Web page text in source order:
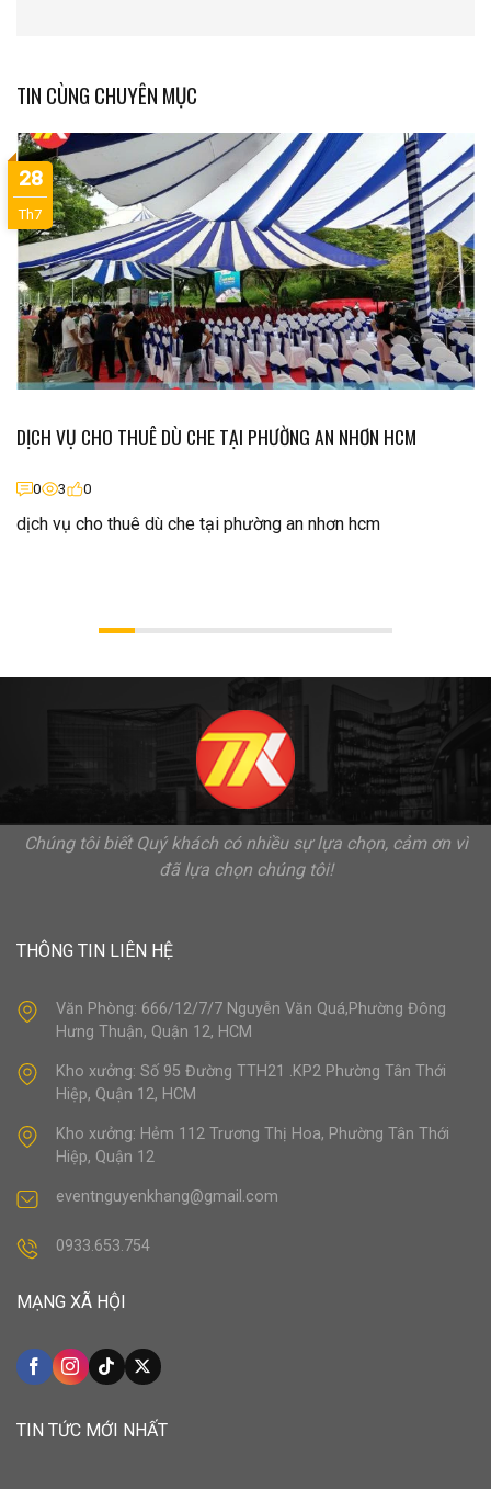
TIN CÙNG CHUYÊN MỤC
DỊCH VỤ CHO THUÊ DÙ CHE TẠI PHƯỜNG AN NHƠN HCM
0 3 0
dịch vụ cho thuê dù che tại phường an nhơn hcm
28
Th7
Chúng tôi biết Quý khách có nhiều sự lựa chọn, cảm ơn vì
đã lựa chọn chúng tôi!
THÔNG TIN LIÊN HỆ
Văn Phòng: 666/12/7/7 Nguyễn Văn Quá,Phường Đông
Hưng Thuận, Quận 12, HCM
Kho xưởng: Số 95 Đường TTH21 .KP2 Phường Tân Thới
Hiệp, Quận 12, HCM
Kho xưởng: Hẻm 112 Trương Thị Hoa, Phường Tân Thới
Hiệp, Quận 12
eventnguyenkhang@gmail.com
0933.653.754
MẠNG XÃ HỘI
TIN TỨC MỚI NHẤT